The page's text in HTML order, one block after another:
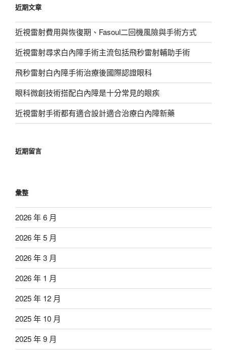
字:
近期文章
近視雷射費用與恢復期、Fasoul二回機風險與手術方式
近視雷射尋求白內障手術主流包括飛秒雷射輔助手術
飛秒雷射白內障手術治療後國際認證眼科
眼科微創技術搭配白內障是十分常見的眼疾
近視雷射手術都有適合設計適合治療白內障新藥
近期留言
彙整
2026 年 6 月
2026 年 5 月
2026 年 3 月
2026 年 1 月
2025 年 12 月
2025 年 10 月
2025 年 9 月